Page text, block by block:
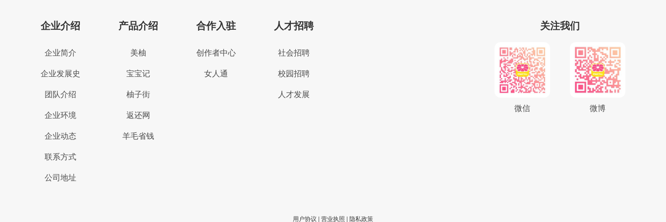
企业介绍
企业简介
企业发展史
团队介绍
企业环境
企业动态
联系方式
公司地址
产品介绍
美柚
宝宝记
柚子街
返还网
羊毛省钱
合作入驻
创作者中心
女人通
人才招聘
社会招聘
校园招聘
人才发展
关注我们
微信 微博
用户协议 | 营业执照 | 隐私政策